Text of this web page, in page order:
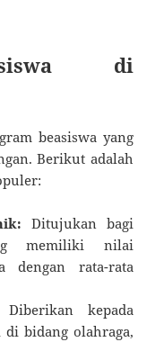
di
beasiswa yang
Berikut adalah
Ditujukan bagi
memiliki nilai
dengan rata-rata
Diberikan kepada
bidang olahraga,